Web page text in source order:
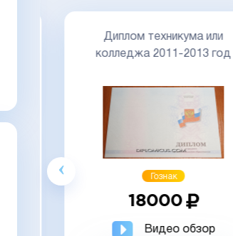
Диплом техникума или
колледжа 2011-2013 год
Гознак
18000
Видео обзор